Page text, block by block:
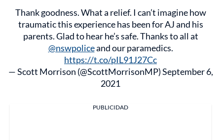
Thank goodness. What a relief. I can’t imagine how
traumatic this experience has been for AJ and his
parents. Glad to hear he’s safe. Thanks to all at
@nswpoliceand our paramedics.
https://t.co/pIL91J27Cc
— Scott Morrison (@ScottMorrisonMP)September 6,
2021
PUBLICIDAD